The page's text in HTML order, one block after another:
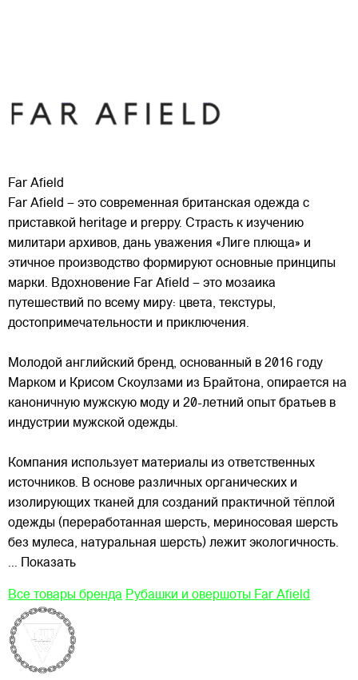
Far Afield
Far Afield – это современная британская одежда с
приставкой heritage и preppy. Страсть к изучению
милитари архивов, дань уважения «Лиге плюща» и
этичное производство формируют основные принципы
марки. Вдохновение Far Afield – это мозаика
путешествий по всему миру: цвета, текстуры,
достопримечательности и приключения.
Молодой английский бренд, основанный в 2016 году
Марком и Крисом Скоулзами из Брайтона, опирается на
каноничную мужскую моду и 20-летний опыт братьев в
индустрии мужской одежды.
Компания использует материалы из ответственных
источников. В основе различных органических и
изолирующих тканей для созданий практичной тёплой
одежды (переработанная шерсть, мериносовая шерсть
без мулеса, натуральная шерсть) лежит экологичность.
... Показать
Все товары бренда Рубашки и овершоты Far Afield